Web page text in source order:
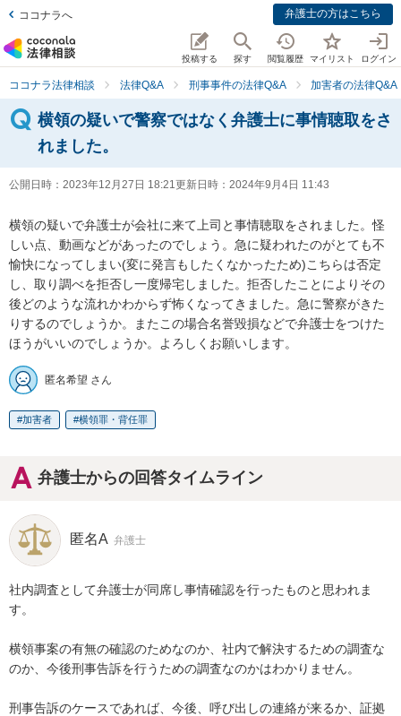
ココナラへ 弁護士の方はこちら
投稿する 探す 閲覧履歴 マイリスト ログイン
ココナラ法律相談 法律Q&A 刑事事件の法律Q&A 加害者の法律Q&A
横領の疑いで警察ではなく弁護士に事情聴取をさ
れました。
公開日時： 2023年12月27日 18:21更新日時： 2024年9月4日 11:43
横領の疑いで弁護士が会社に来て上司と事情聴取をされました。怪
しい点、動画などがあったのでしょう。急に疑われたのがとても不
愉快になってしまい(変に発言もしたくなかったため)こちらは否定
し、取り調べを拒否し一度帰宅しました。拒否したことによりその
後どのような流れかわからず怖くなってきました。急に警察がきた
りするのでしょうか。またこの場合名誉毀損などで弁護士をつけた
ほうがいいのでしょうか。よろしくお願いします。
匿名希望 さん
加害者 横領罪・背任罪
弁護士からの回答タイムライン
匿名A 弁護士
社内調査として弁護士が同席し事情確認を行ったものと思われま
す。
横領事案の有無の確認のためなのか、社内で解決するための調査な
のか、今後刑事告訴を行うための調査なのかはわかりません。
刑事告訴のケースであれば、今後、呼び出しの連絡が来るか、証拠